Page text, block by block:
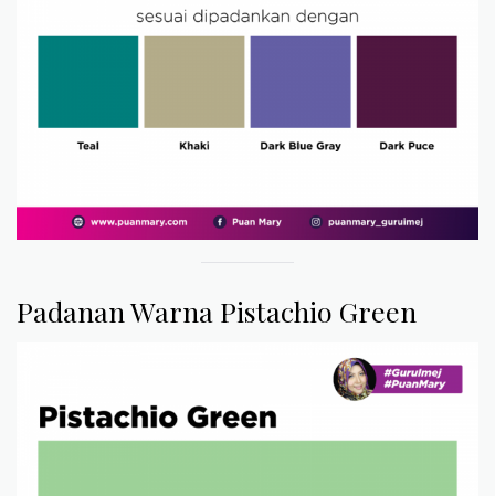
Padanan Warna Pistachio Green